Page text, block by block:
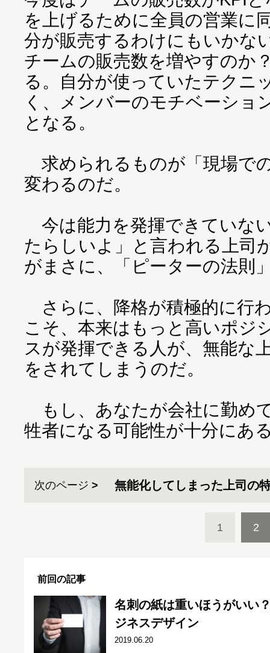
を上げるために全員の営業に
分が販売するわけにもいかな
チームの販売数を増やすのか
る。自分が使っていたテクニ
く、メンバーのモチベーショ
となる。
求められるものが「現場で
変わるのだ。
今は能力を発揮できていな
たらしいよ」と言われる上司
がまさに、「ピーターの法則
さらに、降格が積極的に行
こそ、本来はもっと高いポジ
スが発揮できる人が、無能な
をされてしまうのだ。
もし、あなたが会社に勤め
牲者になる可能性が十分にあ
次のページ 無能化してしまった上司の
1 2
前回の記事
名刺の紙は重いほうがいい
ジネスデザイン
2019.06.20